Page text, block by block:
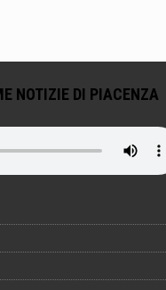
NOTIZIE DI PIACENZA